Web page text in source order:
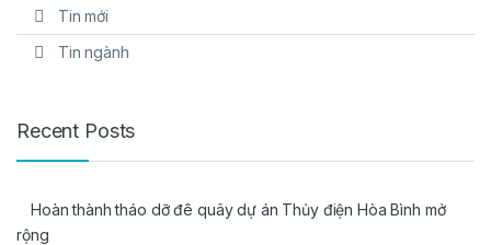
Tin mới
Tin ngành
Recent Posts
Hoàn thành tháo dỡ đê quây dự án Thủy điện Hòa Bình mở
rộng